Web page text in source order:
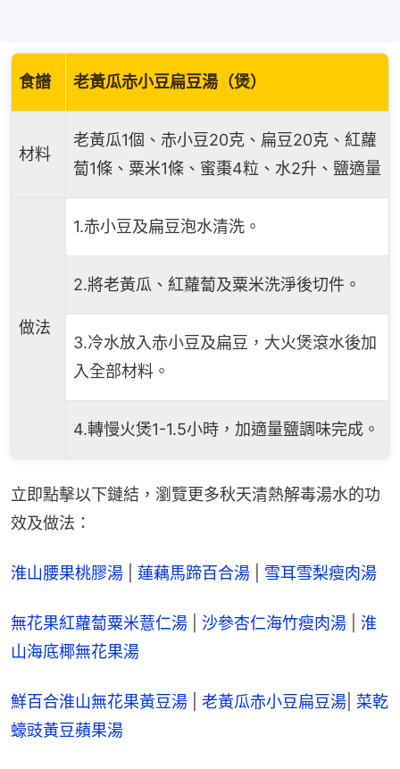
食譜 老黃瓜赤小豆扁豆湯（煲）
材料
老黃瓜1個、赤小豆20克、扁豆20克、紅蘿
蔔1條、粟米1條、蜜棗4粒、水2升、鹽適量
做法
1.赤小豆及扁豆泡水清洗。
2.將老黃瓜、紅蘿蔔及粟米洗淨後切件。
3.冷水放入赤小豆及扁豆，大火煲滾水後加
入全部材料。
4.轉慢火煲1-1.5小時，加適量鹽調味完成。
立即點擊以下鏈結，瀏覽更多秋天清熱解毒湯水的功
效及做法：
淮山腰果桃膠湯 蓮藕馬蹄百合湯 雪耳雪梨瘦肉湯
無花果紅蘿蔔粟米薏仁湯 沙參杏仁海竹瘦肉湯
淮
山海底椰無花果湯
鮮百合淮山無花果黃豆湯 老黃瓜赤小豆扁豆湯 菜乾
蠔豉黃豆蘋果湯